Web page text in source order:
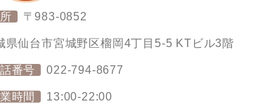
〒983-0852
県仙台市宮城野区榴岡4丁目5-5 KTビル3階
番号 022-794-8677
時間 13:00-22:00